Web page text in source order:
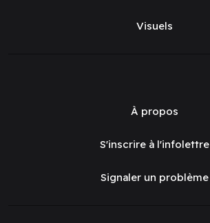
Visuels
À propos
S'inscrire à l'infolettre
Signaler un problème